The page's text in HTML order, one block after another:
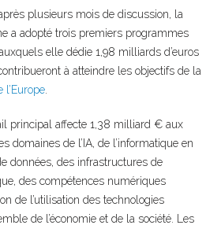
plusieurs mois de discussion, la
a adopté trois premiers programmes
elle dédie 1,98 milliards d’euros
à atteindre les objectifs de la
principal affecte 1,38 milliard € aux
domaines de l’IA, de l’informatique en
données, des infrastructures de
des compétences numériques
de l’utilisation des technologies
de l’économie et de la société. Les